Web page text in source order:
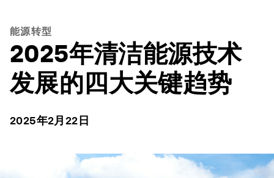
能源转型
2025年清洁能源技术
发展的四大关键趋势
2025年2月22日